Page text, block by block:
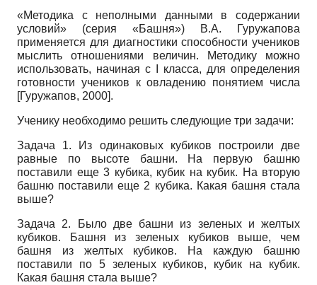
«Методика с неполными данными в содержании
условий» (серия «Башня») В.А. Гуружапова
применяется для диагностики способности учеников
мыслить отношениями величин. Методику можно
использовать, начиная с
класса, для определения
готовности учеников к овладению понятием числа
[Гуружапов, 2000].
Ученику необходимо решить следующие три задачи:
Задача 1. Из одинаковых кубиков построили две
равные по высоте башни. На первую башню
поставили еще 3 кубика, кубик на кубик. На вторую
башню поставили еще 2 кубика. Какая башня стала
выше?
Задача 2. Было две башни из зеленых и желтых
кубиков. Башня из зеленых кубиков выше, чем
башня из желтых кубиков. На каждую башню
поставили по 5 зеленых кубиков, кубик на кубик.
Какая башня стала выше?